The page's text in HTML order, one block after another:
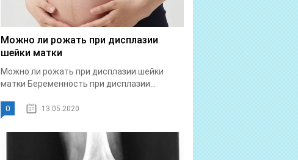
Можно ли рожать при дисплазии
шейки матки
Можно ли рожать при дисплазии шейки
матки Беременность при дисплазии...
0 13.05.2020